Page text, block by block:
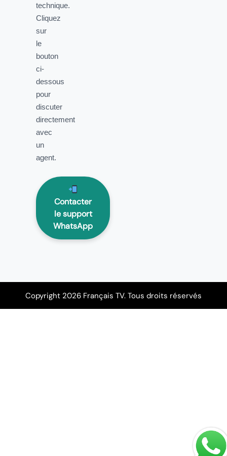
technique.
Cliquez
sur
le
bouton
ci-
dessous
pour
discuter
directement
avec
un
agent.
Contacter
le support
WhatsApp
Copyright 2026 Français TV. Tous droits réservés